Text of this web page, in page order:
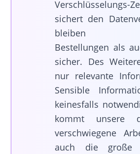
sichert den
bleiben
Bestellungen als
sicher. Des
nur relevante
Sensible
keinesfalls
kommt unsere
verschwiegene
auch die große